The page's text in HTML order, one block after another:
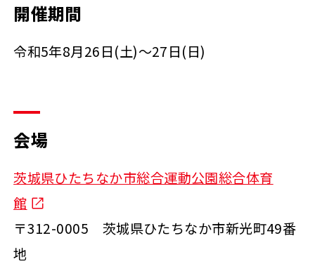
開催期間
令和5年8月26日(土)～27日(日)
会場
茨城県ひたちなか市総合運動公園総合体育
館
〒312-0005 茨城県ひたちなか市新光町49番
地